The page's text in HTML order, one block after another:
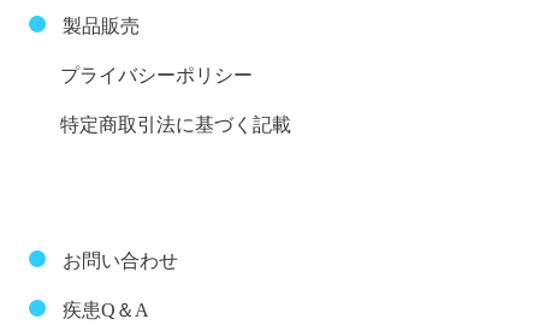
製品販売
プライバシーポリシー
特定商取引法に基づく記載
お問い合わせ
疾患Q＆A